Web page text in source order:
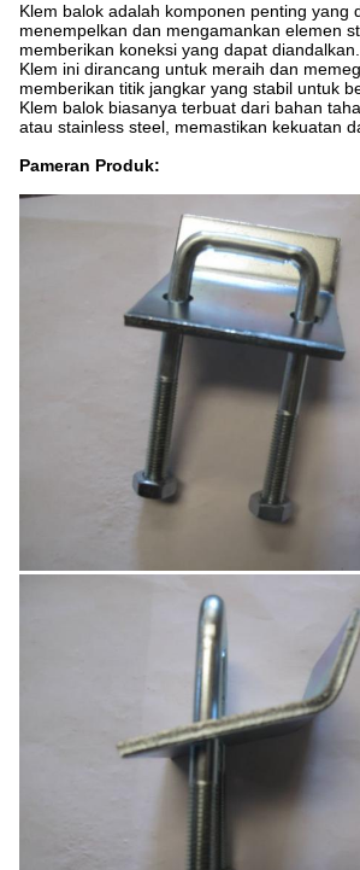
Klem balok adalah komponen penting yang
menempelkan dan mengamankan elemen
memberikan koneksi yang dapat diandalkan.
Klem ini dirancang untuk meraih dan
memberikan titik jangkar yang stabil untuk
Klem balok biasanya terbuat dari bahan
atau stainless steel, memastikan kekuatan
Pameran Produk: